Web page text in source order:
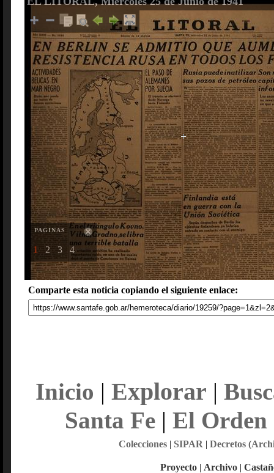
PAGINAS
1 2 3 4
Comparte esta noticia copiando el siguiente enlace:
Inicio | Explorar |
Santa Fe| El Orden
Colecciones| SIPAR | Decretos
Proyecto | Archivo |